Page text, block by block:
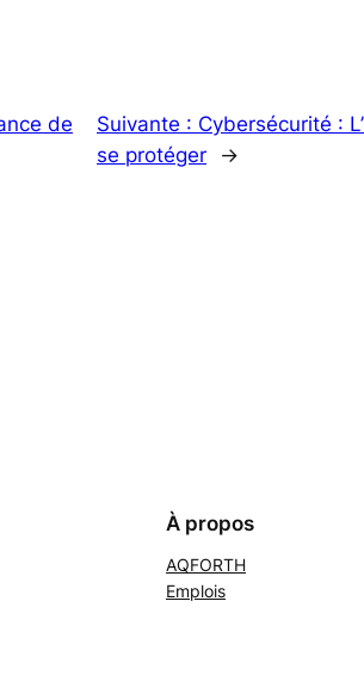
de
Suivante : Cybersécurité :
se protéger
→
À propos
AQFORTH
Emplois